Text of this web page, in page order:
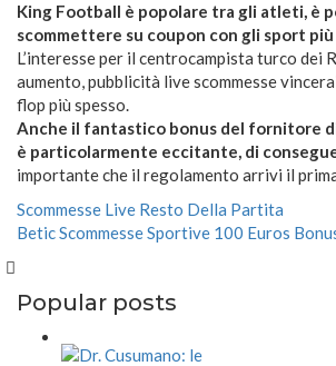
King Football è popolare tra gli atleti, è
scommettere su coupon con gli sport
L’interesse per il centrocampista turco dei
aumento, pubblicità live scommesse
flop più spesso.
Anche il fantastico bonus del fornitore
è particolarmente eccitante, di
importante che il regolamento arrivi il
Scommesse Live Resto Della Partita
Betic Scommesse Sportive 100 Euros
Popular posts